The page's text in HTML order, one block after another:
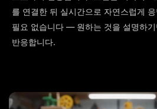
를 연결한 뒤 실시간으로 자연스럽게
필요 없습니다 — 원하는 것을 설명하
반응합니다.